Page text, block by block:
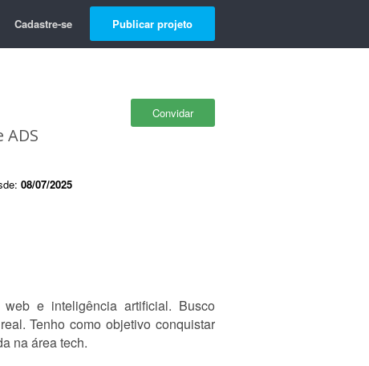
Cadastre-se Publicar projeto
Convidar
08/07/2025
e inteligência artificial. Busco
Tenho como objetivo conquistar
na área tech.